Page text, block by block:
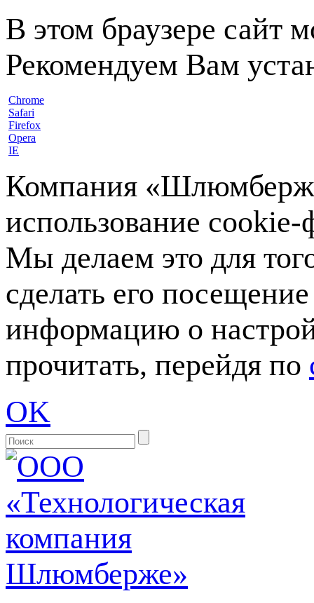
В этом браузере сайт
Рекомендуем Вам
Chrome
Safari
Firefox
Opera
IE
Компания
использование
Мы делаем это для
сделать его
информацию о
прочитать, перейдя по
OK